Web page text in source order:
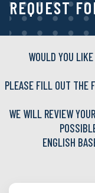
REQUEST
WOULD YOU
PLEASE FILL OUT THE
WE WILL REVIEW
ENGLISH